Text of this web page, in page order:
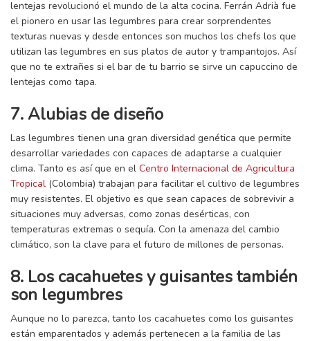
lentejas revolucionó el mundo de la alta cocina. Ferrán Adrià fue
el pionero en usar las legumbres para crear sorprendentes
texturas nuevas y desde entonces son muchos los chefs los que
utilizan las legumbres en sus platos de autor y trampantojos. Así
que no te extrañes si el bar de tu barrio se sirve un capuccino de
lentejas como tapa.
7. Alubias de diseño
Las legumbres tienen una gran diversidad genética que permite
desarrollar variedades con capaces de adaptarse a cualquier
clima. Tanto es así que en el Centro Internacional de Agricultura
Tropical (Colombia) trabajan para facilitar el cultivo de legumbres
muy resistentes. El objetivo es que sean capaces de sobrevivir a
situaciones muy adversas, como zonas desérticas, con
temperaturas extremas o sequía. Con la amenaza del cambio
climático, son la clave para el futuro de millones de personas.
8. Los cacahuetes y guisantes también
son legumbres
Aunque no lo parezca, tanto los cacahuetes como los guisantes
están emparentados y además pertenecen a la familia de las